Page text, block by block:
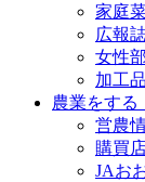
家庭
広報
女性
加工
農業をする
営農
購買
JAお